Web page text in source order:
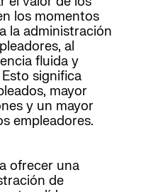
los momentos
la administración
al
fluida y
significa
mayor
y un mayor
empleadores.
ofrecer una
de